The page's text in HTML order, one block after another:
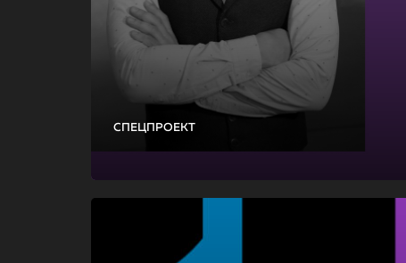
СПЕЦПРОЕКТ